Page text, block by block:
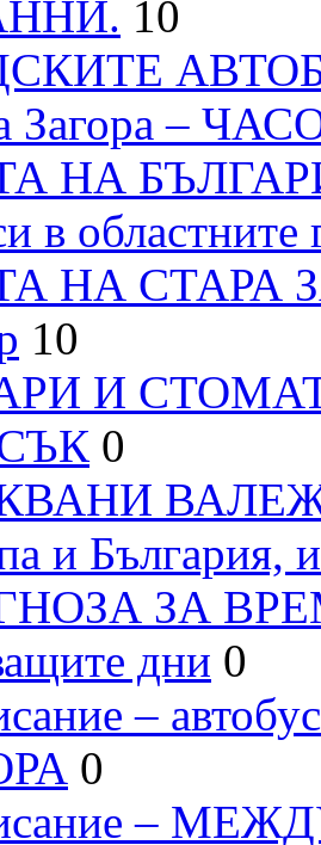
10
Загора –
НА
в областните
НА СТАРА
10
И
0
ВАЛЕЖИ
и България,
ЗА
дни 0
–
0
–